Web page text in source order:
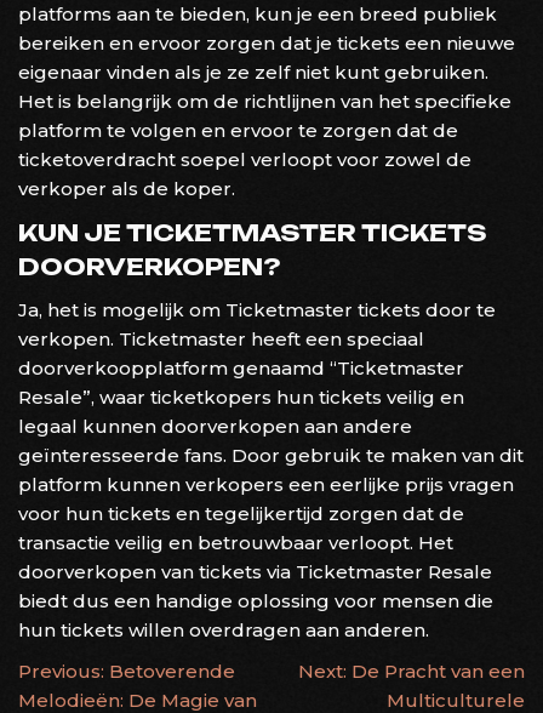
platforms aan te bieden, kun je een breed publiek
bereiken en ervoor zorgen dat je tickets een nieuwe
eigenaar vinden als je ze zelf niet kunt gebruiken.
Het is belangrijk om de richtlijnen van het specifieke
platform te volgen en ervoor te zorgen dat de
ticketoverdracht soepel verloopt voor zowel de
verkoper als de koper.
KUN JE TICKETMASTER TICKETS
DOORVERKOPEN?
Ja, het is mogelijk om Ticketmaster tickets door te
verkopen. Ticketmaster heeft een speciaal
doorverkoopplatform genaamd “Ticketmaster
Resale”, waar ticketkopers hun tickets veilig en
legaal kunnen doorverkopen aan andere
geïnteresseerde fans. Door gebruik te maken van dit
platform kunnen verkopers een eerlijke prijs vragen
voor hun tickets en tegelijkertijd zorgen dat de
transactie veilig en betrouwbaar verloopt. Het
doorverkopen van tickets via Ticketmaster Resale
biedt dus een handige oplossing voor mensen die
hun tickets willen overdragen aan anderen.
BERICHTNAVIGATIE
Previous: Betoverende
Melodieën: De Magie van
Next: De Pracht van een
Multiculturele